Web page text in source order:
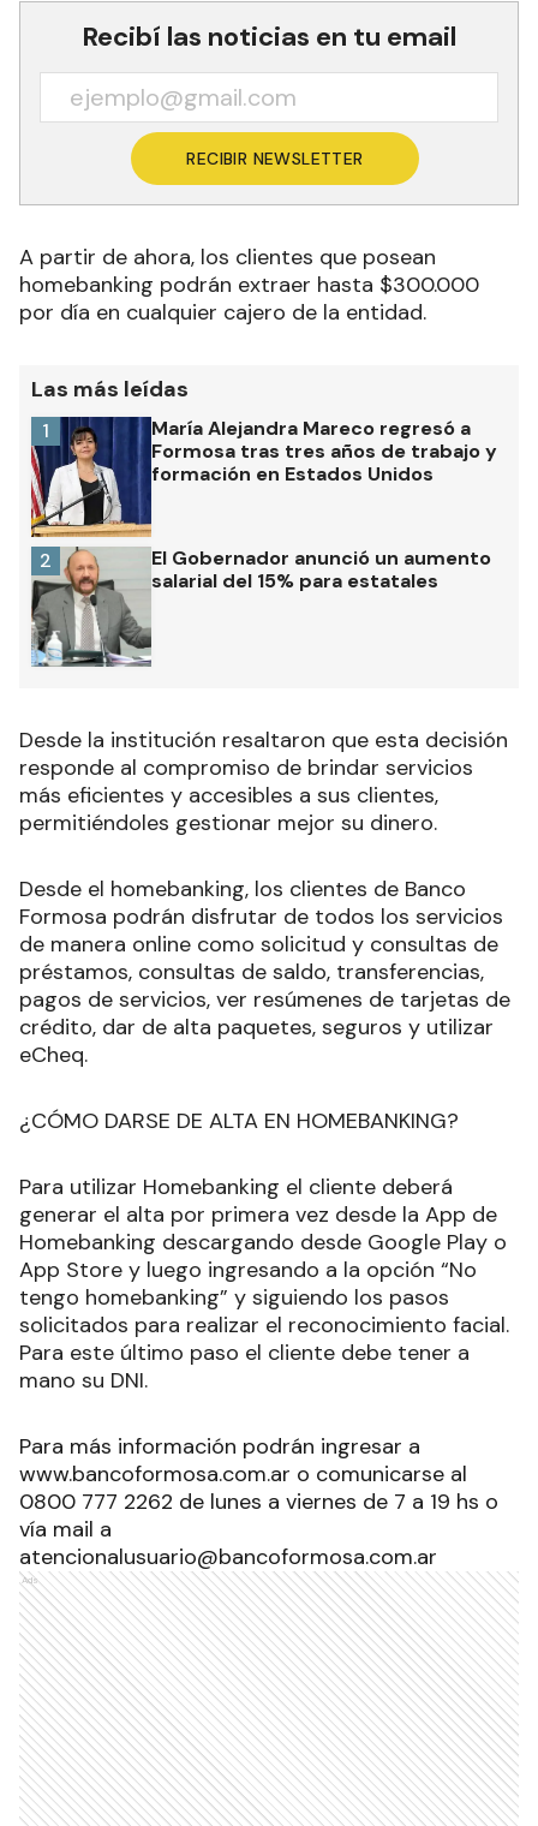
Recibí las noticias en tu email
RECIBIR NEWSLETTER
A partir de ahora, los clientes que posean
homebanking podrán extraer hasta $300.000
por día en cualquier cajero de la entidad.
Las más leídas
María Alejandra Mareco regresó a
Formosa tras tres años de trabajo y
formación en Estados Unidos
1
El Gobernador anunció un aumento
salarial del 15% para estatales
2
Desde la institución resaltaron que esta decisión
responde al compromiso de brindar servicios
más eficientes y accesibles a sus clientes,
permitiéndoles gestionar mejor su dinero.
Desde el homebanking, los clientes de Banco
Formosa podrán disfrutar de todos los servicios
de manera online como solicitud y consultas de
préstamos, consultas de saldo, transferencias,
pagos de servicios, ver resúmenes de tarjetas de
crédito, dar de alta paquetes, seguros y utilizar
eCheq.
¿CÓMO DARSE DE ALTA EN HOMEBANKING?
Para utilizar Homebanking el cliente deberá
generar el alta por primera vez desde la App de
Homebanking descargando desde Google Play o
App Store y luego ingresando a la opción “No
tengo homebanking” y siguiendo los pasos
solicitados para realizar el reconocimiento facial.
Para este último paso el cliente debe tener a
mano su DNI.
Para más información podrán ingresar a
www.bancoformosa.com.ar o comunicarse al
0800 777 2262 de lunes a viernes de 7 a 19 hs o
vía mail a
atencionalusuario@bancoformosa.com.ar
Ads